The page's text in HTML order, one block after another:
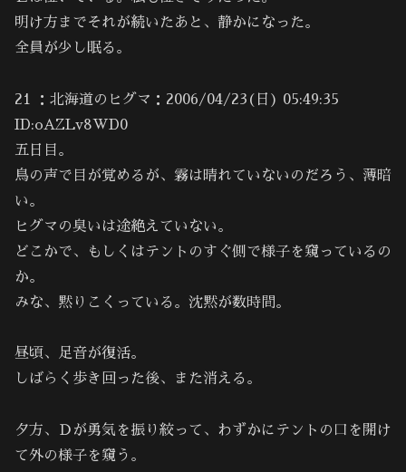
明け方までそれが続いたあと、静かになった。
全員が少し眠る。
21 ：北海道のヒグマ：2006/04/23(日) 05:49:35
ID:oAZLv8WD0
五日目。
鳥の声で目が覚めるが、霧は晴れていないのだろう、薄暗
い。
ヒグマの臭いは途絶えていない。
どこかで、もしくはテントのすぐ側で様子を窺っているの
か。
みな、黙りこくっている。沈黙が数時間。
昼頃、足音が復活。
しばらく歩き回った後、また消える。
夕方、Ｄが勇気を振り絞って、わずかにテントの口を開け
て外の様子を窺う。